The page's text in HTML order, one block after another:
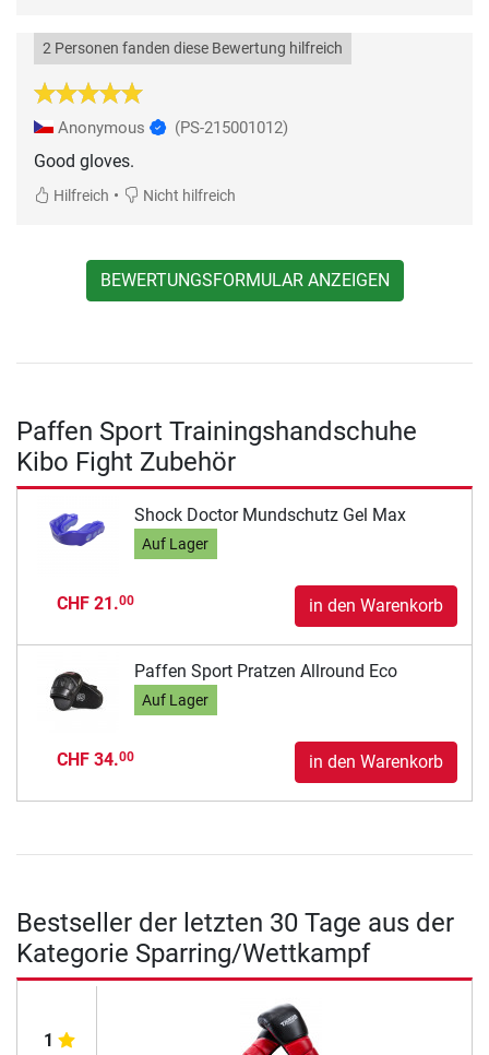
2 Personen fanden diese Bewertung hilfreich
Anonymous (PS-215001012)
Good gloves.
Hilfreich • Nicht hilfreich
BEWERTUNGSFORMULAR ANZEIGEN
Paffen Sport Trainingshandschuhe
Kibo Fight Zubehör
Shock Doctor Mundschutz Gel Max
Auf Lager
CHF 21.00 in den Warenkorb
Paffen Sport Pratzen Allround Eco
Auf Lager
CHF 34.00 in den Warenkorb
Bestseller der letzten 30 Tage aus der
Kategorie Sparring/Wettkampf
1